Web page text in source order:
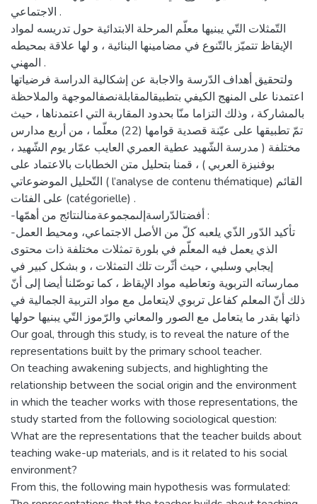
الاجتماعي .
التّمثلات التّي يبنيها معلّم المرحلة الابتدائية حول تدريسه لمواد
الإيقاظ تتميّز بالتّنوع في مضامينها البنائية ، و لها علاقة بمحيطه
المهني .
ولتحقيق أهداف الدّرسة والاجابة عن إشكالية الدراسة فرضياتها
اعتمدنا على المنهج الكيفي بتطبيقالمقابلةنصفالموجهة والملاحظة
بالمشاركة ، وذلك التزاما منّا بحدود المقاربة التي اعتمدناها ، حيث
تمّ تطبيقها على عيّنة قصدية قوامها (22) معلّما ، من أربع مدارس
مختلفة ( مدرسة الشّهيد عطية العمري العايب عمّار يوم الشّهيد ،
بوفنيزة العربي ) ، قمنا بتحليل متن الخطابات بالاعتماد على
التّحليل الموضوعاتي ( l’analyse de contenu thématique) القائم
على الفئات (catégorielle) .
-أفضتالدّراسةإلىمجموعةمنالنتائج من أهمّها :
-تأكيد الدّور الذّي يلعبه كلّ من الأصل الاجتماعي، ومحيط العمل
الذي يعمل فيه المعلّم في بلورة تمثلات مختلفة ذات محتوى
إيجابي وسلبي ، حيث أثّرت تلك التمثلات ، و بشكل كبير في
ممارساته التربوية وتعاطيه مواد الإيقاظ ، كما توصّلنا أيضا إلى أنّ
ذلك أنّ المعلم كفاعل تربوي لايتعامل مع مواد التربية الجمالية في
ذاتها بقدر ما يتعامل مع الصور والمعاني والرّموز التّي يبنيها حولها
Our goal, through this study, is to reveal the nature of the
representations built by the primary school teacher.
On teaching awakening subjects, and highlighting the
relationship between the social origin and the environment
in which the teacher works with those representations, the
study started from the following sociological question:
What are the representations that the teacher builds about
teaching wake-up materials, and is it related to his social
environment?
From this, the following main hypothesis was formulated: